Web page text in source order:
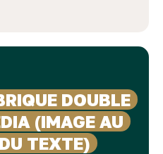
DOUBLE
(IMAGE AU
TEXTE)